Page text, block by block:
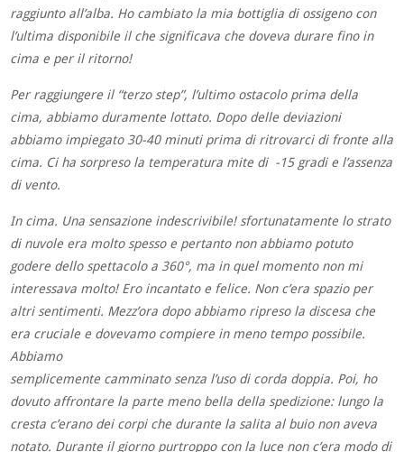
raggiunto all’alba. Ho cambiato la mia bottiglia di ossigeno con
l’ultima disponibile il che significava che doveva durare fino in
cima e per il ritorno!
Per raggiungere il “terzo step”, l’ultimo ostacolo prima della
cima, abbiamo duramente lottato. Dopo delle deviazioni
abbiamo impiegato 30-40 minuti prima di ritrovarci di fronte alla
cima. Ci ha sorpreso la temperatura mite di -15 gradi e l’assenza
di vento.
In cima. Una sensazione indescrivibile! sfortunatamente lo strato
di nuvole era molto spesso e pertanto non abbiamo potuto
godere dello spettacolo a 360°, ma in quel momento non mi
interessava molto! Ero incantato e felice. Non c’era spazio per
altri sentimenti. Mezz’ora dopo abbiamo ripreso la discesa che
era cruciale e dovevamo compiere in meno tempo possibile.
Abbiamo
semplicemente camminato senza l’uso di corda doppia. Poi, ho
dovuto affrontare la parte meno bella della spedizione: lungo la
cresta c’erano dei corpi che durante la salita al buio non aveva
notato. Durante il giorno purtroppo con la luce non c’era modo di